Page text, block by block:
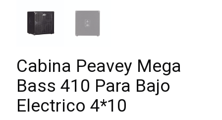
Cabina Peavey Mega
Bass 410 Para Bajo
Electrico 4*10